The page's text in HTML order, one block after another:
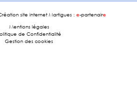
site internet Martigues : e-partenaire
Mentions légales
de Confidentialité
Gestion des cookies